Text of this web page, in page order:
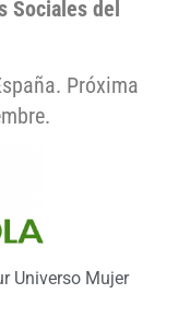
Sociales del
Próxima
Universo Mujer